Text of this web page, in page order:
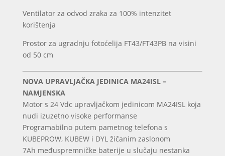
Ventilator za odvod zraka za 100% intenzitet
korištenja
Prostor za ugradnju fotoćelija FT43/FT43PB na visini
od 50 cm
NOVA UPRAVLJAČKA JEDINICA MA24ISL –
NAMJENSKA
Motor s 24 Vdc upravljačkom jedinicom MA24ISL koja
nudi izuzetno visoke performanse
Programabilno putem pametnog telefona s
KUBEPROW, KUBEW i DYL žičanim zaslonom
7Ah međuspremničke baterije u slučaju nestanka